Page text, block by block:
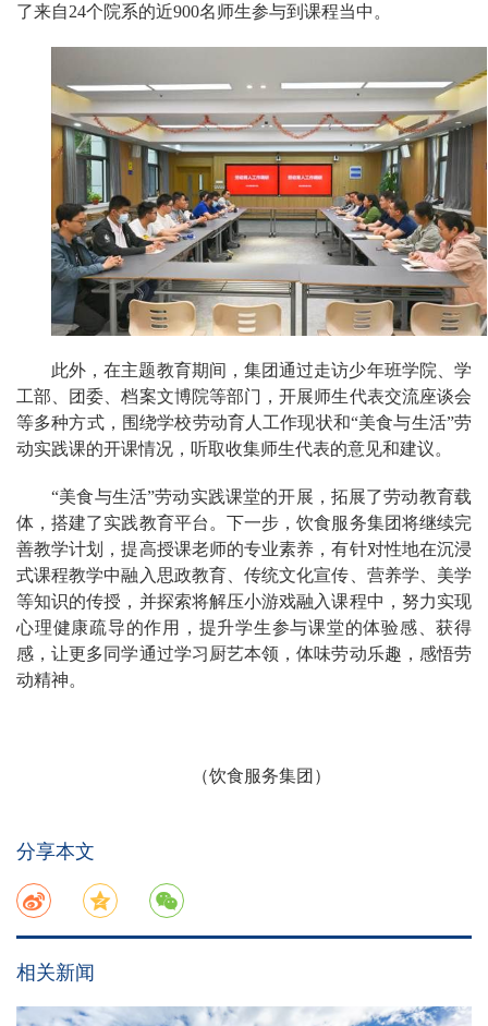
了来自24个院系的近900名师生参与到课程当中。
此外，在主题教育期间，集团通过走访少年班学院、学
工部、团委、档案文博院等部门，开展师生代表交流座谈会
等多种方式，围绕学校劳动育人工作现状和“美食与生活”劳
动实践课的开课情况，听取收集师生代表的意见和建议。
“美食与生活”劳动实践课堂的开展，拓展了劳动教育载
体，搭建了实践教育平台。下一步，饮食服务集团将继续完
善教学计划，提高授课老师的专业素养，有针对性地在沉浸
式课程教学中融入思政教育、传统文化宣传、营养学、美学
等知识的传授，并探索将解压小游戏融入课程中，努力实现
心理健康疏导的作用，提升学生参与课堂的体验感、获得
感，让更多同学通过学习厨艺本领，体味劳动乐趣，感悟劳
动精神。
（饮食服务集团）
分享本文
相关新闻